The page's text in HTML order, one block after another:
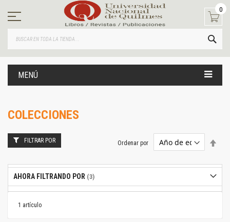
contenido
0
MENÚ
COLECCIONES
1 artículo
Ordenar por
FILTRAR POR
AHORA FILTRANDO POR